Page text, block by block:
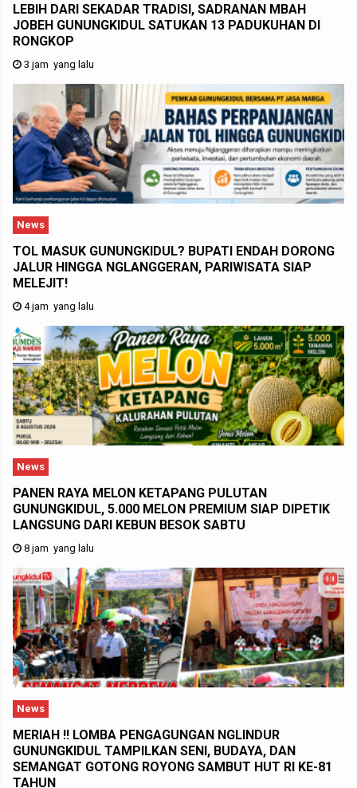
LEBIH DARI SEKADAR TRADISI, SADRANAN MBAH
JOBEH GUNUNGKIDUL SATUKAN 13 PADUKUHAN DI
RONGKOP
3 jam yang lalu
News
TOL MASUK GUNUNGKIDUL? BUPATI ENDAH DORONG
JALUR HINGGA NGLANGGERAN, PARIWISATA SIAP
MELEJIT!
4 jam yang lalu
News
PANEN RAYA MELON KETAPANG PULUTAN
GUNUNGKIDUL, 5.000 MELON PREMIUM SIAP DIPETIK
LANGSUNG DARI KEBUN BESOK SABTU
8 jam yang lalu
News
MERIAH !! LOMBA PENGAGUNGAN NGLINDUR
GUNUNGKIDUL TAMPILKAN SENI, BUDAYA, DAN
SEMANGAT GOTONG ROYONG SAMBUT HUT RI KE-81
TAHUN